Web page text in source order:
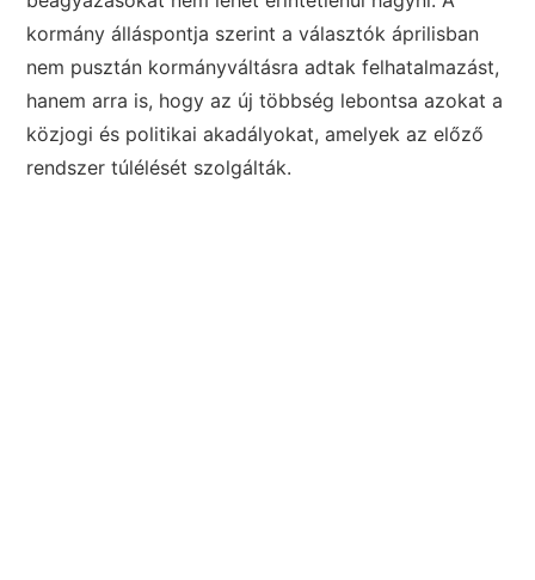
kormány álláspontja szerint a választók áprilisban
nem pusztán kormányváltásra adtak felhatalmazást,
hanem arra is, hogy az új többség lebontsa azokat a
közjogi és politikai akadályokat, amelyek az előző
rendszer túlélését szolgálták.